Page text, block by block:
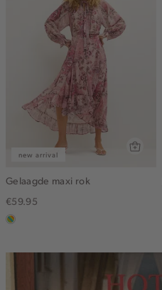
new arrival
Gelaagde maxi rok
€59.95
meerkleurig